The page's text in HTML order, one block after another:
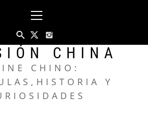
principal
CHINA
CHINO:
Y